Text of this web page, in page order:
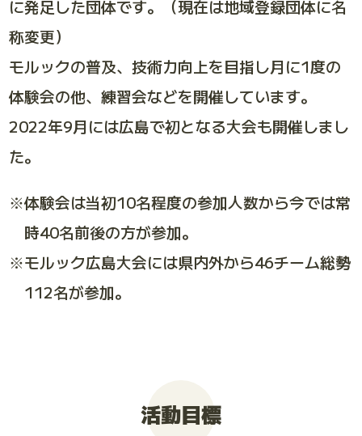
に発足した団体です。（現在は地域登録団体に名
称変更）
モルックの普及、技術力向上を目指し月に1度の
体験会の他、練習会などを開催しています。
2022年9月には広島で初となる大会も開催しまし
た。
体験会は当初10名程度の参加人数から今では常
時40名前後の方が参加。
モルック広島大会には県内外から46チーム総勢
112名が参加。
活動目標